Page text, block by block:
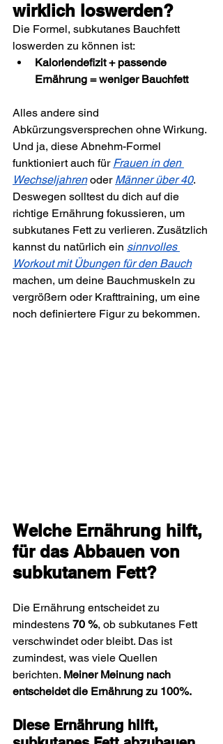
wirklich loswerden?
Die Formel, subkutanes Bauchfett
loswerden zu können ist:
Kaloriendefizit + passende
Ernährung = weniger Bauchfett
Alles andere sind
Abkürzungsversprechen ohne Wirkung.
Und ja, diese Abnehm-Formel
funktioniert auch für Frauen in den
Wechseljahren oder Männer über 40.
Deswegen solltest du dich auf die
richtige Ernährung fokussieren, um
subkutanes Fett zu verlieren. Zusätzlich
kannst du natürlich ein sinnvolles
Workout mit Übungen für den Bauch
machen, um deine Bauchmuskeln zu
vergrößern oder Krafttraining, um eine
noch definiertere Figur zu bekommen.
Welche Ernährung hilft,
für das Abbauen von
subkutanem Fett?
Die Ernährung entscheidet zu
mindestens 70 %, ob subkutanes Fett
verschwindet oder bleibt. Das ist
zumindest, was viele Quellen
berichten. Meiner Meinung nach
entscheidet die Ernährung zu 100%.
Diese Ernährung hilft,